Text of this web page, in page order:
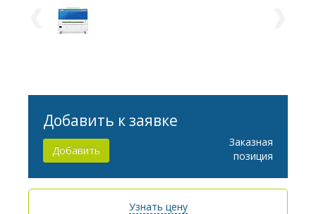
Добавить к заявке
Добавить
Заказная
позиция
Узнать цену